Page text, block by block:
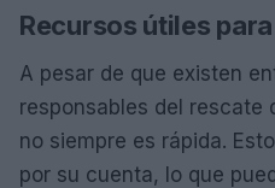
Recursos útiles
A pesar de que existen
responsables del rescate
no siempre es rápida.
por su cuenta, lo que